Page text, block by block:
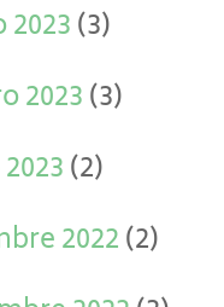
2023(3)
2023(3)
(2)
2022(2)